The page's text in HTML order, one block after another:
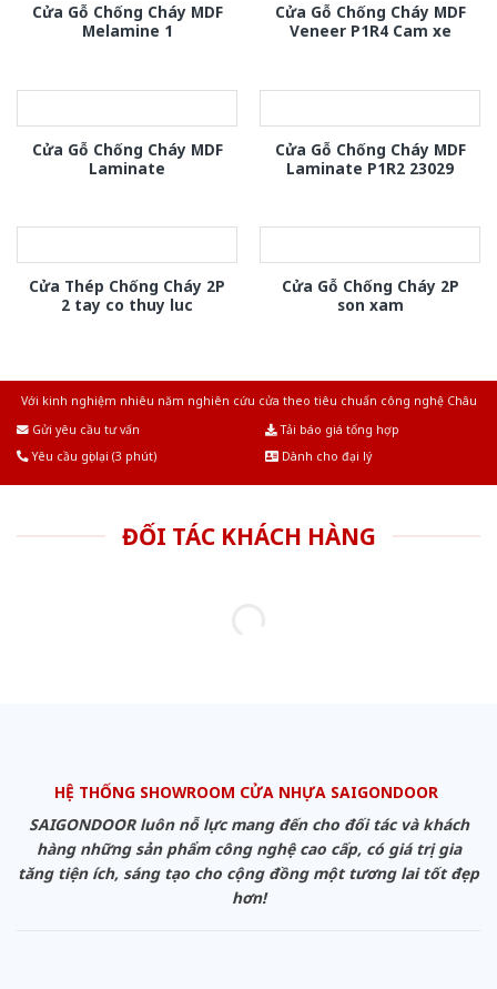
Cửa Gỗ Chống Cháy MDF
Melamine 1
Cửa Gỗ Chống Cháy MDF
Veneer P1R4 Cam xe
Cửa Gỗ Chống Cháy MDF
Laminate
Cửa Gỗ Chống Cháy MDF
Laminate P1R2 23029
Cửa Thép Chống Cháy 2P
2 tay co thuy luc
Cửa Gỗ Chống Cháy 2P
son xam
Với kinh nghiệm nhiêu năm nghiên cứu cửa theo tiêu chuẩn công nghệ Châu
Gửi yêu cầu tư vấn
Tải báo giá tổng hợp
Yêu cầu gọi lại (3 phút)
Dành cho đại lý
ĐỐI TÁC KHÁCH HÀNG
HỆ THỐNG SHOWROOM CỬA NHỰA SAIGONDOOR
SAIGONDOOR luôn nỗ lực mang đến cho đối tác và khách
hàng những sản phẩm công nghệ cao cấp, có giá trị gia
tăng tiện ích, sáng tạo cho cộng đồng một tương lai tốt đẹp
hơn!